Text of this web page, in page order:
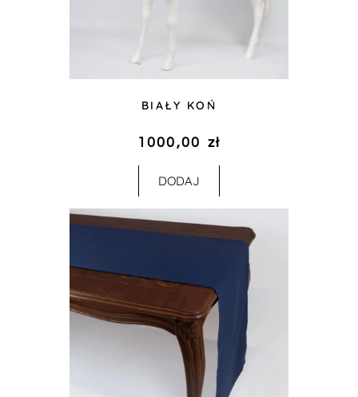
BIAŁY KOŃ
1000,00 zł
DODAJ